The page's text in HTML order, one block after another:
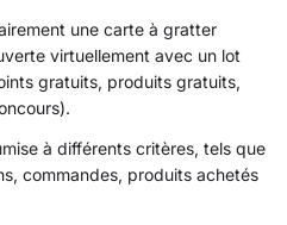
une carte à gratter
virtuellement avec un lot
gratuits, produits gratuits,
à différents critères, tels que
commandes, produits achetés